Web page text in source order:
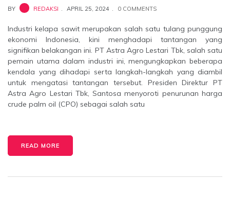
BY REDAKSI APRIL 25, 2024 0 COMMENTS
Industri kelapa sawit merupakan salah satu tulang punggung
ekonomi Indonesia, kini menghadapi tantangan yang
signifikan belakangan ini. PT Astra Agro Lestari Tbk, salah satu
pemain utama dalam industri ini, mengungkapkan beberapa
kendala yang dihadapi serta langkah-langkah yang diambil
untuk mengatasi tantangan tersebut. Presiden Direktur PT
Astra Agro Lestari Tbk, Santosa menyoroti penurunan harga
crude palm oil (CPO) sebagai salah satu
READ MORE